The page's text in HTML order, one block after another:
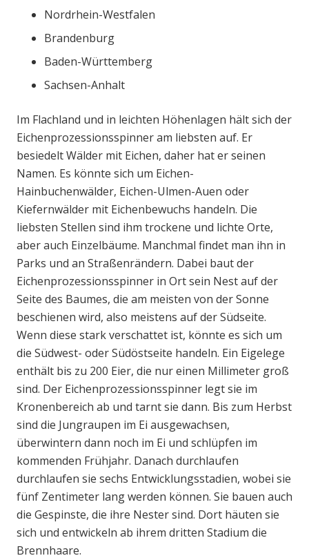
Nordrhein-Westfalen
Brandenburg
Baden-Württemberg
Sachsen-Anhalt
Im Flachland und in leichten Höhenlagen hält sich der
Eichenprozessionsspinner am liebsten auf. Er
besiedelt Wälder mit Eichen, daher hat er seinen
Namen. Es könnte sich um Eichen-
Hainbuchenwälder, Eichen-Ulmen-Auen oder
Kiefernwälder mit Eichenbewuchs handeln. Die
liebsten Stellen sind ihm trockene und lichte Orte,
aber auch Einzelbäume. Manchmal findet man ihn in
Parks und an Straßenrändern. Dabei baut der
Eichenprozessionsspinner in Ort sein Nest auf der
Seite des Baumes, die am meisten von der Sonne
beschienen wird, also meistens auf der Südseite.
Wenn diese stark verschattet ist, könnte es sich um
die Südwest- oder Südöstseite handeln. Ein Eigelege
enthält bis zu 200 Eier, die nur einen Millimeter groß
sind. Der Eichenprozessionsspinner legt sie im
Kronenbereich ab und tarnt sie dann. Bis zum Herbst
sind die Jungraupen im Ei ausgewachsen,
überwintern dann noch im Ei und schlüpfen im
kommenden Frühjahr. Danach durchlaufen
durchlaufen sie sechs Entwicklungsstadien, wobei sie
fünf Zentimeter lang werden können. Sie bauen auch
die Gespinste, die ihre Nester sind. Dort häuten sie
sich und entwickeln ab ihrem dritten Stadium die
Brennhaare.